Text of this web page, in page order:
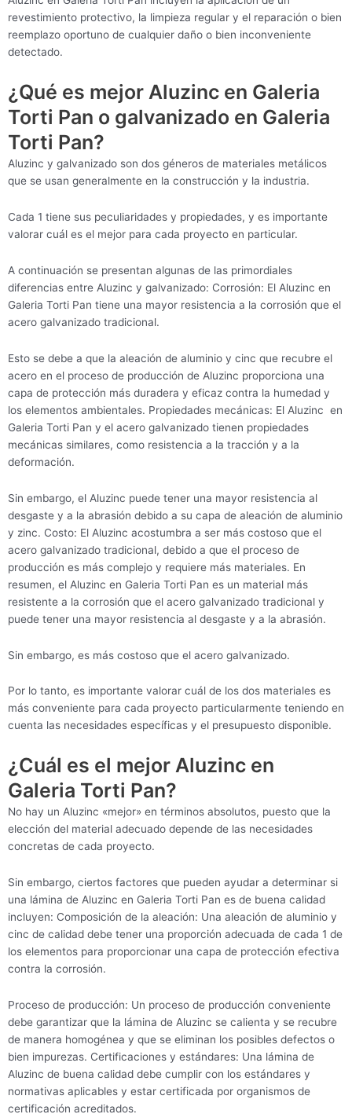
revestimiento protectivo, la limpieza regular y el reparación o bien
reemplazo oportuno de cualquier daño o bien inconveniente
detectado.
¿Qué es mejor Aluzinc en Galeria
Torti Pan o galvanizado en Galeria
Torti Pan?
Aluzinc y galvanizado son dos géneros de materiales metálicos
que se usan generalmente en la construcción y la industria.
Cada 1 tiene sus peculiaridades y propiedades, y es importante
valorar cuál es el mejor para cada proyecto en particular.
A continuación se presentan algunas de las primordiales
diferencias entre Aluzinc y galvanizado: Corrosión: El Aluzinc en
Galeria Torti Pan tiene una mayor resistencia a la corrosión que el
acero galvanizado tradicional.
Esto se debe a que la aleación de aluminio y cinc que recubre el
acero en el proceso de producción de Aluzinc proporciona una
capa de protección más duradera y eficaz contra la humedad y
los elementos ambientales. Propiedades mecánicas: El Aluzinc en
Galeria Torti Pan y el acero galvanizado tienen propiedades
mecánicas similares, como resistencia a la tracción y a la
deformación.
Sin embargo, el Aluzinc puede tener una mayor resistencia al
desgaste y a la abrasión debido a su capa de aleación de aluminio
y zinc. Costo: El Aluzinc acostumbra a ser más costoso que el
acero galvanizado tradicional, debido a que el proceso de
producción es más complejo y requiere más materiales. En
resumen, el Aluzinc en Galeria Torti Pan es un material más
resistente a la corrosión que el acero galvanizado tradicional y
puede tener una mayor resistencia al desgaste y a la abrasión.
Sin embargo, es más costoso que el acero galvanizado.
Por lo tanto, es importante valorar cuál de los dos materiales es
más conveniente para cada proyecto particularmente teniendo en
cuenta las necesidades específicas y el presupuesto disponible.
¿Cuál es el mejor Aluzinc en
Galeria Torti Pan?
No hay un Aluzinc «mejor» en términos absolutos, puesto que la
elección del material adecuado depende de las necesidades
concretas de cada proyecto.
Sin embargo, ciertos factores que pueden ayudar a determinar si
una lámina de Aluzinc en Galeria Torti Pan es de buena calidad
incluyen: Composición de la aleación: Una aleación de aluminio y
cinc de calidad debe tener una proporción adecuada de cada 1 de
los elementos para proporcionar una capa de protección efectiva
contra la corrosión.
Proceso de producción: Un proceso de producción conveniente
debe garantizar que la lámina de Aluzinc se calienta y se recubre
de manera homogénea y que se eliminan los posibles defectos o
bien impurezas. Certificaciones y estándares: Una lámina de
Aluzinc de buena calidad debe cumplir con los estándares y
normativas aplicables y estar certificada por organismos de
certificación acreditados.